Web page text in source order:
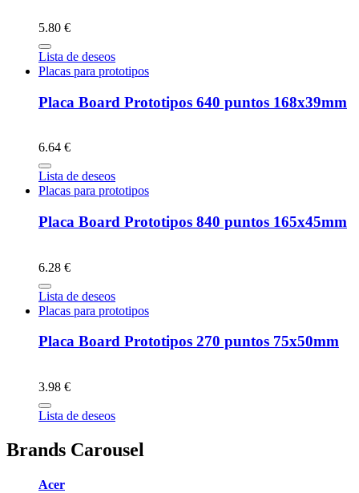
5.80 €
Lista de deseos
Placas para prototipos
Placa Board Prototipos 640 puntos 168x39mm
6.64 €
Lista de deseos
Placas para prototipos
Placa Board Prototipos 840 puntos 165x45mm
6.28 €
Lista de deseos
Placas para prototipos
Placa Board Prototipos 270 puntos 75x50mm
3.98 €
Lista de deseos
Brands Carousel
Acer